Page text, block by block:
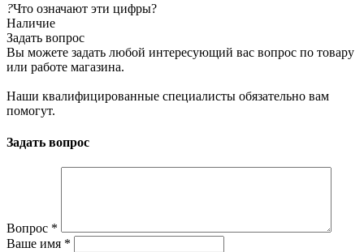
?Что означают эти цифры?
Наличие
Задать вопрос
Вы можете задать любой интересующий вас вопрос по товару
или работе магазина.
Наши квалифицированные специалисты обязательно вам
помогут.
Задать вопрос
Вопрос *
Ваше имя *